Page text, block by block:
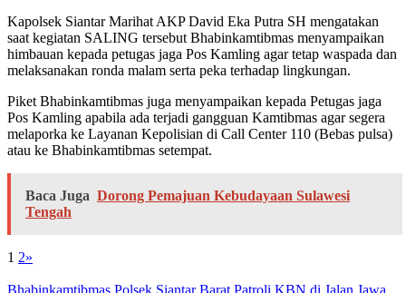
Kapolsek Siantar Marihat AKP David Eka Putra SH mengatakan
saat kegiatan SALING tersebut Bhabinkamtibmas menyampaikan
himbauan kepada petugas jaga Pos Kamling agar tetap waspada dan
melaksanakan ronda malam serta peka terhadap lingkungan.
Piket Bhabinkamtibmas juga menyampaikan kepada Petugas jaga
Pos Kamling apabila ada terjadi gangguan Kamtibmas agar segera
melaporka ke Layanan Kepolisian di Call Center 110 (Bebas pulsa)
atau ke Bhabinkamtibmas setempat.
Baca Juga Dorong Pemajuan Kebudayaan Sulawesi
Tengah
1 2»